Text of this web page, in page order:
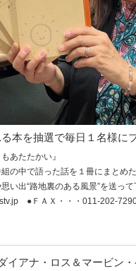
本を抽選で毎日１名様に
あたたかい』
の中で語った話を１冊にまとめた
い出“路地裏のある風景”を送っ
●ＦＡＸ・・・011-202-
アナ・ロス＆マービン・